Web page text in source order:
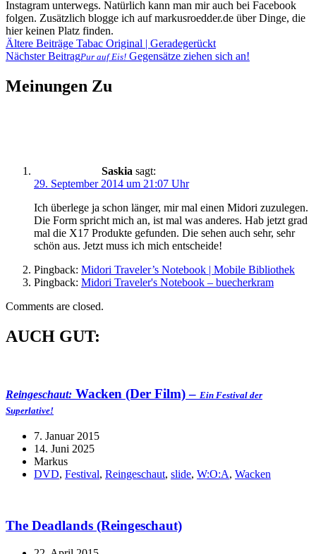
Instagram unterwegs. Natürlich kann man mir auch bei Facebook
folgen. Zusätzlich blogge ich auf markusroedder.de über Dinge, die
hier keinen Platz finden.
Beitragsnavigation
Ältere Beiträge Tabac Original | Geradegerückt
Nächster BeitragPur auf Eis! Gegensätze ziehen sich an!
Meinungen Zu
Saskia sagt:
29. September 2014 um 21:07 Uhr
Ich überlege ja schon länger, mir mal einen Midori zuzulegen.
Die Form spricht mich an, ist mal was anderes. Hab jetzt grad
mal die X17 Produkte gefunden. Die sehen auch sehr, sehr
schön aus. Jetzt muss ich mich entscheide!
Pingback: Midori Traveler’s Notebook | Mobile Bibliothek
Pingback: Midori Traveler's Notebook – buecherkram
Comments are closed.
AUCH GUT:
Reingeschaut: Wacken (Der Film) – Ein Festival der
Superlative!
7. Januar 2015
14. Juni 2025
Markus
DVD, Festival, Reingeschaut, slide, W:O:A, Wacken
The Deadlands (Reingeschaut)